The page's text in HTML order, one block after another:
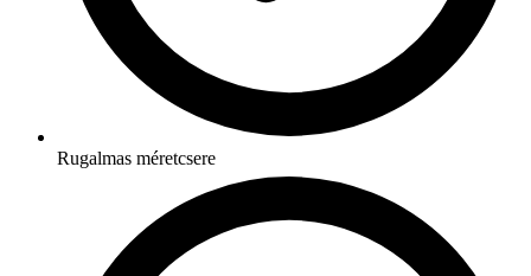
Rugalmas méretcsere